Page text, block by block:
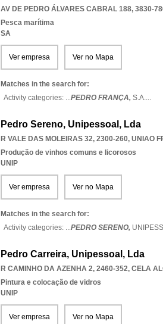
AV DE PEDRO ÁLVARES CABRAL 188, 3830-
Pesca marítima
SA
Ver empresa Ver no Mapa
Matches in the search for:
Activity categories: ...PEDRO FRANÇA, S.A....
Pedro Sereno, Unipessoal, Lda
R VALE DAS MOLEIRAS 32, 2300-260, UNIAO
Produção de vinhos comuns e licorosos
UNIP
Ver empresa Ver no Mapa
Matches in the search for:
Activity categories: ...PEDRO SERENO,
Pedro Carreira, Unipessoal, Lda
R CAMINHO DA AZENHA 2, 2460-352, CELA
Pintura e colocação de vidros
UNIP
Ver empresa Ver no Mapa